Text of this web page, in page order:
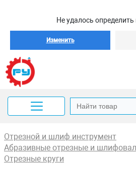
Не удалось
Изменить
Отрезной и шлиф инструмент
Абразивные отрезные и
Отрезные круги